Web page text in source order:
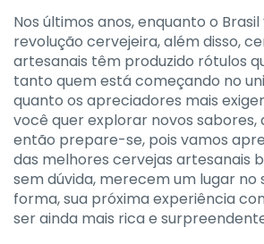
Nos últimos anos, enquanto o
revolução cervejeira, além disso,
artesanais têm produzido rótulos
tanto quem está começando no
quanto os apreciadores mais
você quer explorar novos sabores,
então prepare-se, pois vamos
das melhores cervejas artesanais
sem dúvida, merecem um lugar no
forma, sua próxima experiência
ser ainda mais rica e